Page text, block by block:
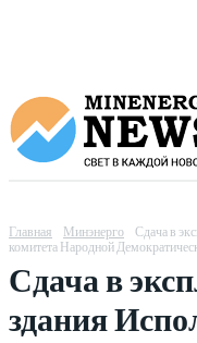
Главная Минэнерго
Сдача в
комитета Народной
Сдача в
здания